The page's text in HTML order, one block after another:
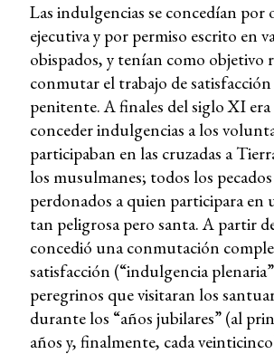
Las indulgencias se concedían por
ejecutiva y por permiso escrito en
obispados, y tenían como objetivo
conmutar el trabajo de
penitente. A finales del siglo XI
conceder indulgencias a los
participaban en las cruzadas a
los musulmanes; todos los
perdonados a quien participara en
tan peligrosa pero santa. A partir
concedió una conmutación
satisfacción (“indulgencia
peregrinos que visitaran los
durante los “años jubilares” (al
años y, finalmente, cada